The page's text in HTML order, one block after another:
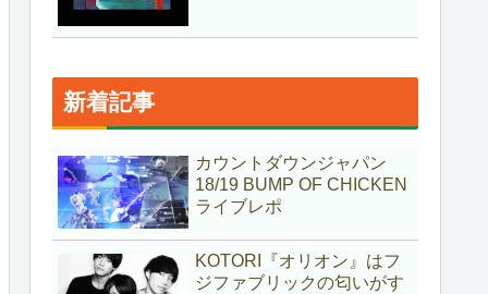
新着記事
カウントダウンジャパン
18/19 BUMP OF CHICKEN
ライブレポ
KOTORI『オリオン』はフ
ジファブリックの匂いがす